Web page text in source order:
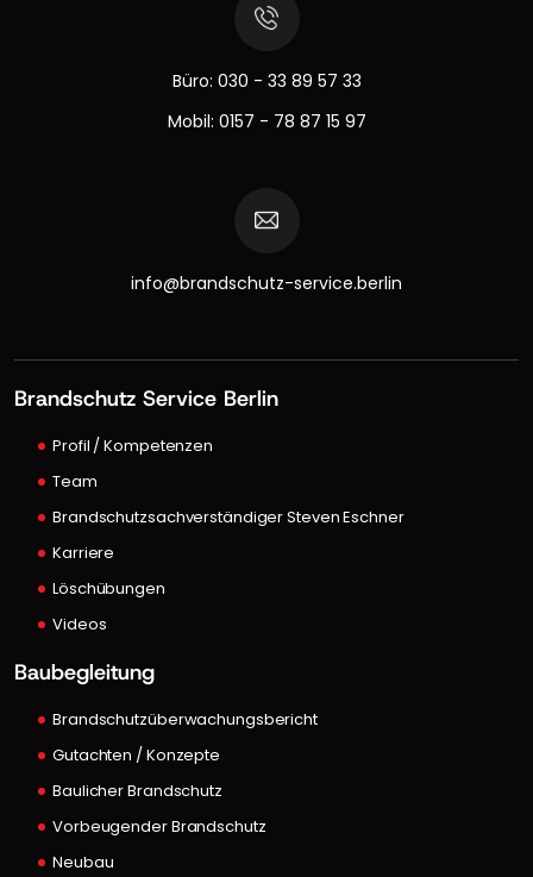
Büro: 030 - 33 89 57 33
Mobil: 0157 - 78 87 15 97
info@brandschutz-service.berlin
Brandschutz Service Berlin
Profil / Kompetenzen
Team
Brandschutzsachverständiger Steven Eschner
Karriere
Löschübungen
Videos
Baubegleitung
Brandschutzüberwachungsbericht
Gutachten / Konzepte
Baulicher Brandschutz
Vorbeugender Brandschutz
Neubau